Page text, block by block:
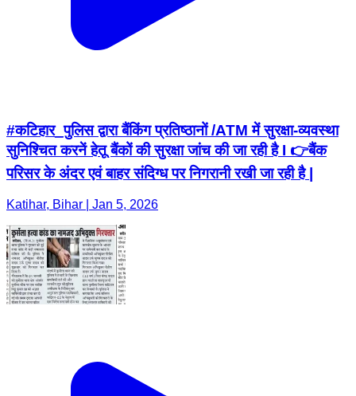
#कटिहार_पुलिस द्वारा बैंकिंग प्रतिष्ठानों /ATM में सुरक्षा-व्यवस्था
सुनिश्चित करनें हेतू बैंकों की सुरक्षा जांच की जा रही है I 👉बैंक
परिसर के अंदर एवं बाहर संदिग्ध पर निगरानी रखी जा रही है |
Katihar, Bihar | Jan 5, 2026